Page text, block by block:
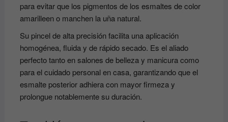
para evitar que los pigmentos de los esmaltes de color
amarilleen o manchen la uña natural.
Su pincel de alta precisión facilita una aplicación
homogénea, fluida y de rápido secado. Es el aliado
perfecto tanto en salones de belleza y manicura como
para el cuidado personal en casa, garantizando que el
esmalte posterior adhiera con mayor firmeza y
prolongue notablemente su duración.